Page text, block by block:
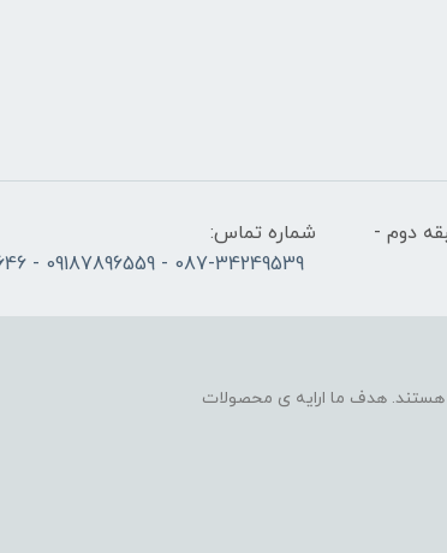
دوم -
شماره تماس:
087-34249539 - 09187896559 - 09186686646
هستند. هدف ما ارایه ی محصولات